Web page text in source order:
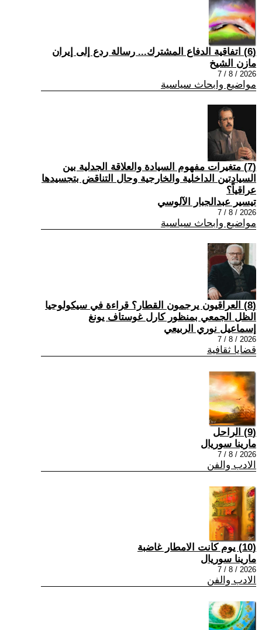
(6) اتفاقية الدفاع المشترك... رسالة ردع إلى إيران
مازن الشيخ
2026 / 8 / 7
مواضيع وابحاث سياسية
(7) متغيرات مفهوم السيادة والعلاقة الجدلية بين
السيادتين الداخلية والخارجية وحال التناقض بتجسيدها
عراقياً؟
تيسير عبدالجبار الآلوسي
2026 / 8 / 7
مواضيع وابحاث سياسية
(8) العراقيون يرجمون القطار؟ قراءة في سيكولوجيا
الظل الجمعي بمنظور كارل غوستاف يونغ
إسماعيل نوري الربيعي
2026 / 8 / 7
قضايا ثقافية
(9) الراحل
مارينا سوريال
2026 / 8 / 7
الادب والفن
(10) يوم كانت الامطار غاضبة
مارينا سوريال
2026 / 8 / 7
الادب والفن